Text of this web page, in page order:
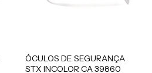
ÓCULOS DE SEGURANÇA
STX INCOLOR CA 39860